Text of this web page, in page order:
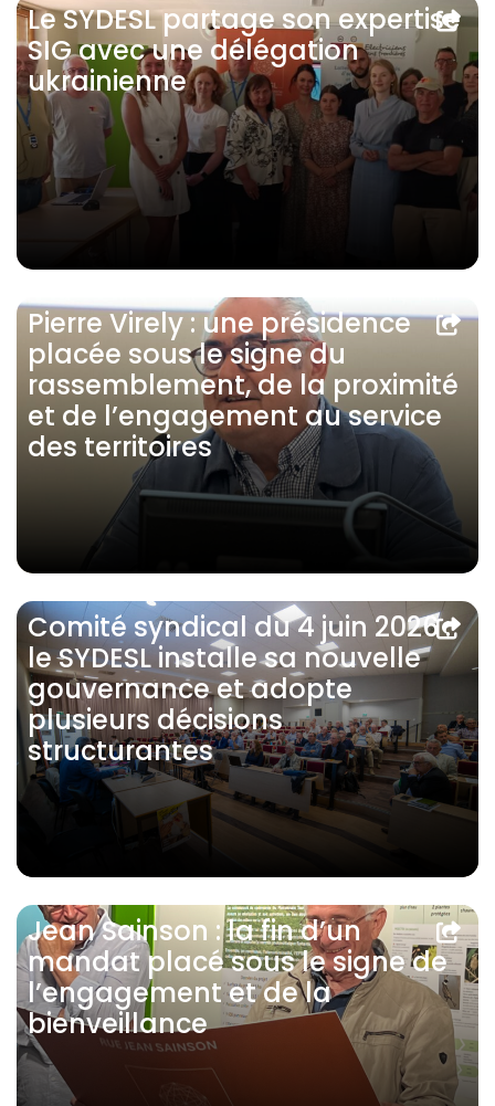
Le SYDESL partage son expertise
SIG avec une délégation
ukrainienne
Pierre Virely : une présidence
placée sous le signe du
rassemblement, de la proximité
et de l’engagement au service
des territoires
Comité syndical du 4 juin 2026 :
le SYDESL installe sa nouvelle
gouvernance et adopte
plusieurs décisions
structurantes
Jean Sainson : la fin d’un
mandat placé sous le signe de
l’engagement et de la
bienveillance